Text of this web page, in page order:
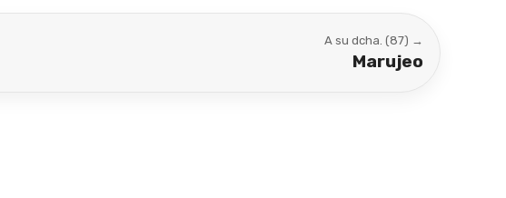
A su dcha. (87) →
Marujeo